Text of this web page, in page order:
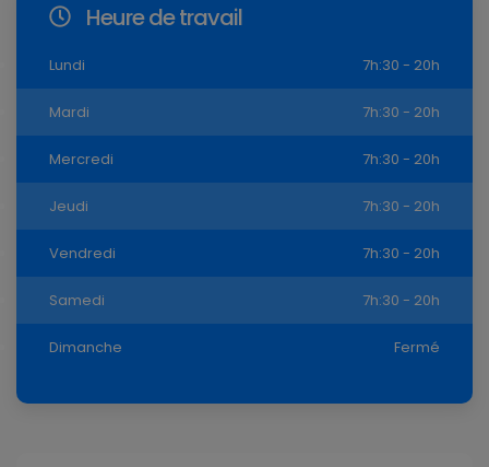
Heure de travail
Lundi 7h:30 - 20h
Mardi 7h:30 - 20h
Mercredi 7h:30 - 20h
Jeudi 7h:30 - 20h
Vendredi 7h:30 - 20h
Samedi 7h:30 - 20h
Dimanche Fermé